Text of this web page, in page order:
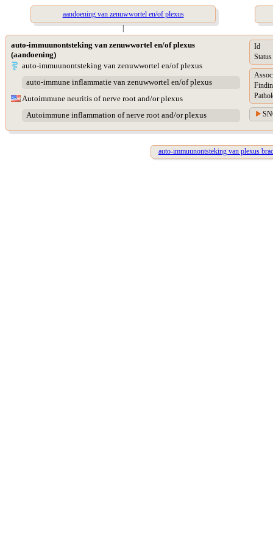
aandoening van zenuwwortel en/of plexus
|
auto-immuunontsteking van zenuwwortel en/of plexus
(aandoening)
auto-immuunontsteking van zenuwwortel en/of plexus
auto-immune inflammatie van zenuwwortel en/of plexus
Autoimmune neuritis of nerve root and/or plexus
Autoimmune inflammation of nerve root and/or plexus
Id
Status
auto-immuunontsteking van plexus